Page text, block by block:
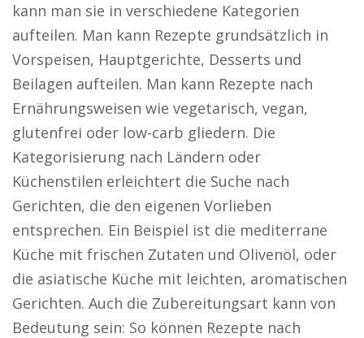
kann man sie in verschiedene Kategorien
aufteilen. Man kann Rezepte grundsätzlich in
Vorspeisen, Hauptgerichte, Desserts und
Beilagen aufteilen. Man kann Rezepte nach
Ernährungsweisen wie vegetarisch, vegan,
glutenfrei oder low-carb gliedern. Die
Kategorisierung nach Ländern oder
Küchenstilen erleichtert die Suche nach
Gerichten, die den eigenen Vorlieben
entsprechen. Ein Beispiel ist die mediterrane
Küche mit frischen Zutaten und Olivenöl, oder
die asiatische Küche mit leichten, aromatischen
Gerichten. Auch die Zubereitungsart kann von
Bedeutung sein: So können Rezepte nach